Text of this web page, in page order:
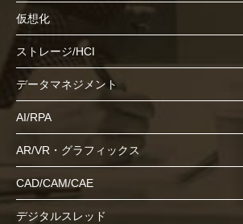
仮想化
ストレージ/HCI
データマネジメント
AI/RPA
AR/VR・グラフィックス
CAD/CAM/CAE
デジタルスレッド